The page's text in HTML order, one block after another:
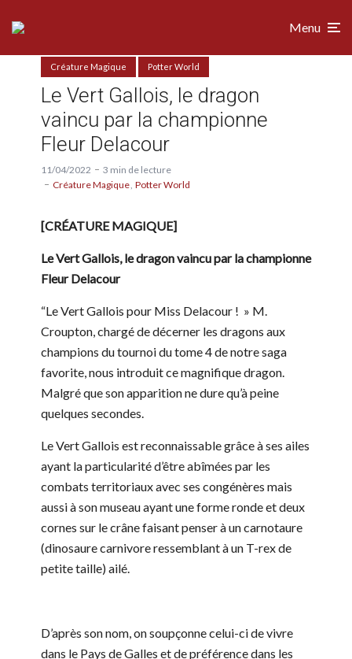
Menu
Créature Magique Potter World
Le Vert Gallois, le dragon
vaincu par la championne
Fleur Delacour
11/04/2022
3 min de lecture
Créature Magique Potter World
[CRÉATURE MAGIQUE]
Le Vert Gallois, le dragon vaincu par la championne
Fleur Delacour
“Le Vert Gallois pour Miss Delacour ! » M.
Croupton, chargé de décerner les dragons aux
champions du tournoi du tome 4 de notre saga
favorite, nous introduit ce magnifique dragon.
Malgré que son apparition ne dure qu’à peine
quelques secondes.
Le Vert Gallois est reconnaissable grâce à ses ailes
ayant la particularité d’être abîmées par les
combats territoriaux avec ses congénères mais
aussi à son museau ayant une forme ronde et deux
cornes sur le crâne faisant penser à un carnotaure
(dinosaure carnivore ressemblant à un T-rex de
petite taille) ailé.
D’après son nom, on soupçonne celui-ci de vivre
dans le Pays de Galles et de préférence dans les